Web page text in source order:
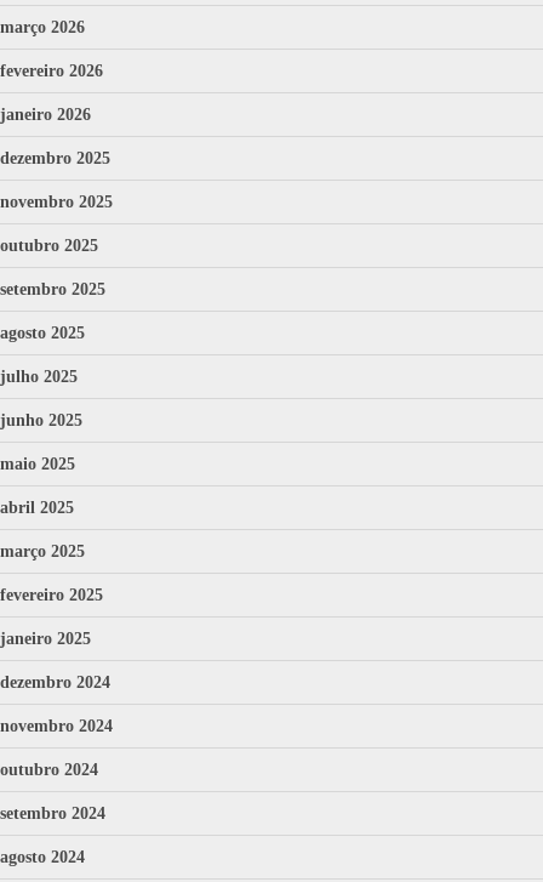
março 2026
fevereiro 2026
janeiro 2026
dezembro 2025
novembro 2025
outubro 2025
setembro 2025
agosto 2025
julho 2025
junho 2025
maio 2025
abril 2025
março 2025
fevereiro 2025
janeiro 2025
dezembro 2024
novembro 2024
outubro 2024
setembro 2024
agosto 2024